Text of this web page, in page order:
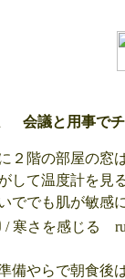
会議と用事で
２階の部屋の窓
して温度計を見
ででも肌が敏感
/ 寒さを感じる
備やらで朝食後